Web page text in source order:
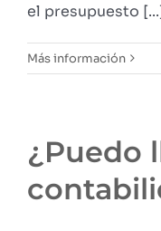
el presupuesto
Más información
¿Puedo